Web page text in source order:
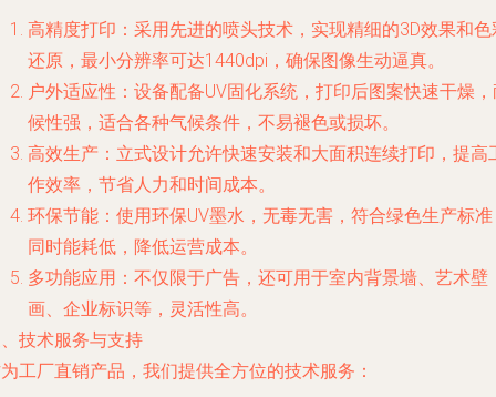
高精度打印：采用先进的喷头技术，实现精细的3D效果和色
还原，最小分辨率可达1440dpi，确保图像生动逼真。
户外适应性：设备配备UV固化系统，打印后图案快速干燥
候性强，适合各种气候条件，不易褪色或损坏。
高效生产：立式设计允许快速安装和大面积连续打印，提高
作效率，节省人力和时间成本。
环保节能：使用环保UV墨水，无毒无害，符合绿色生产标
同时能耗低，降低运营成本。
多功能应用：不仅限于广告，还可用于室内背景墙、艺术壁
画、企业标识等，灵活性高。
技术服务与支持
工厂直销产品，我们提供全方位的技术服务：